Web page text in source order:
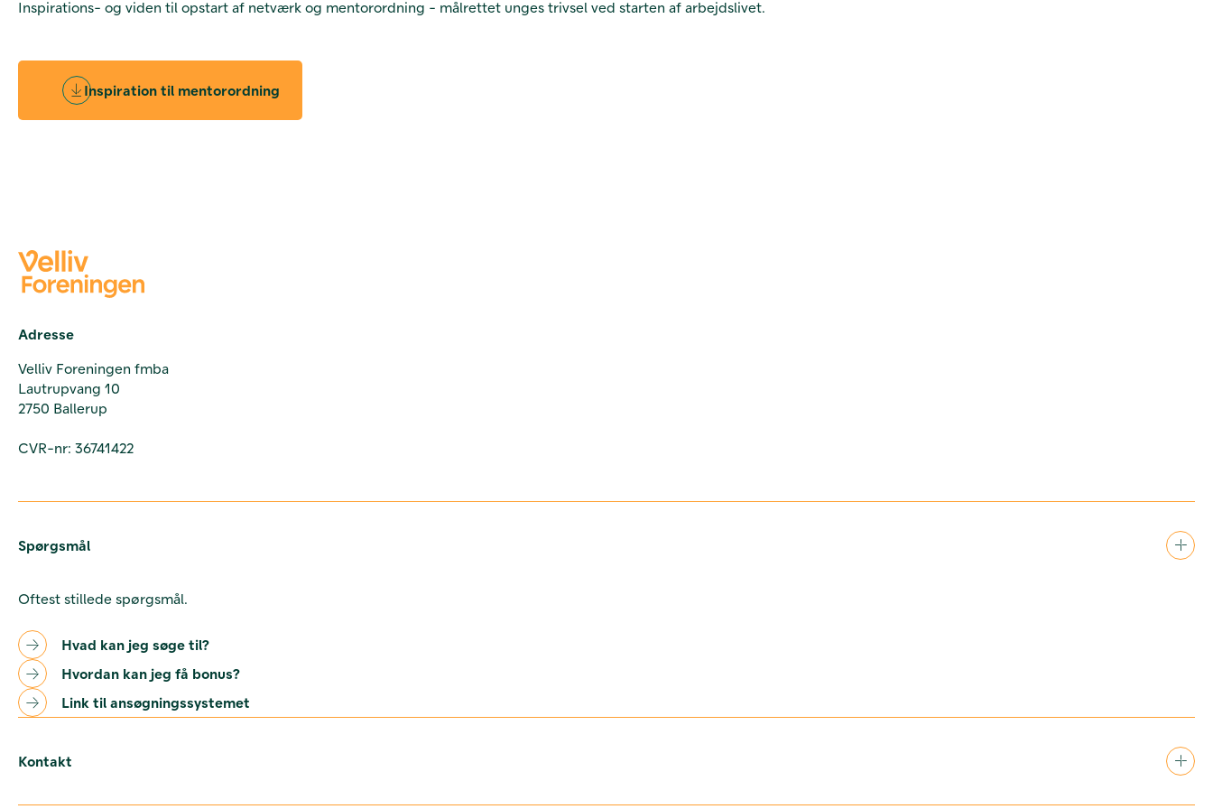
Inspirations- og viden til opstart af netværk og mentorordning - målrettet unges trivsel ved starten af arbejdslivet.
Inspiration til mentorordning
Adresse
Velliv Foreningen fmba
Lautrupvang 10
2750 Ballerup
CVR-nr: 36741422
Spørgsmål
Oftest stillede spørgsmål.
Hvad kan jeg søge til?
Hvordan kan jeg få bonus?
Link til ansøgningssystemet
Kontakt